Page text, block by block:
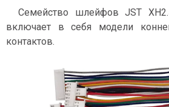
Семейство шлейфов JST
включает в себя модели
контактов.